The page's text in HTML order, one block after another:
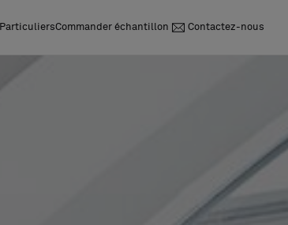
ParticuliersCommander échantillon Contactez-nous